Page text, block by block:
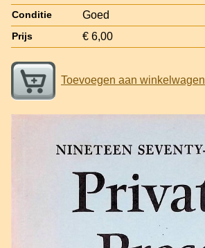
Conditie Goed
Prijs € 6,00
Toevoegen aan winkelwagen